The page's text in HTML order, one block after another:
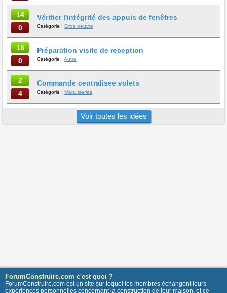
14
0
Vérifier l'intégrité des appuis de fenêtres
Catégorie : Gros oeuvre
18
0
Préparation visite de reception
Catégorie : Autre
2
4
Commande centralisee volets
Catégorie : Menuiseries
Voir toutes les idées
ForumConstruire.com c'est quoi ?
ForumConstruire.com est un site sur lequel les membres échangent leurs
expériences personnelles concernant la construction de leur maison, et ce